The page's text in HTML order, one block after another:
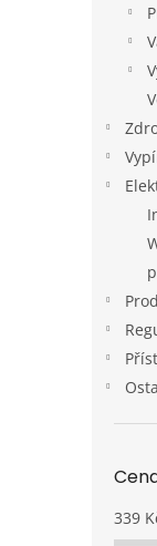
339